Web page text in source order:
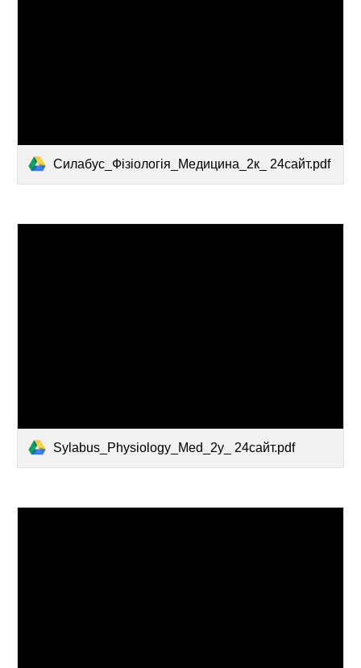
Силабус_Фізіологія_Медицина_2к_ 24сайт.pdf
Sylabus_Physiology_Med_2y_ 24сайт.pdf